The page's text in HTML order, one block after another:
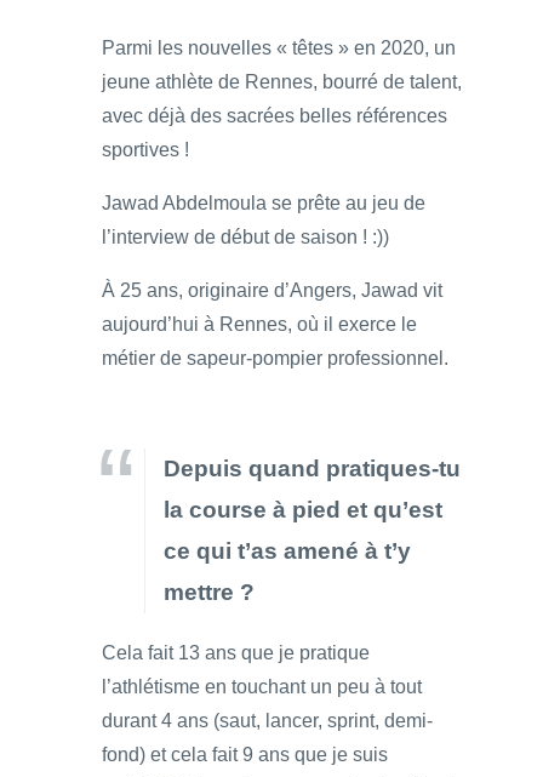
Parmi les nouvelles « têtes » en 2020, un
jeune athlète de Rennes, bourré de talent,
avec déjà des sacrées belles références
sportives !
Jawad Abdelmoula se prête au jeu de
l’interview de début de saison ! :))
À 25 ans, originaire d’Angers, Jawad vit
aujourd’hui à Rennes, où il exerce le
métier de sapeur-pompier professionnel.
Depuis quand pratiques-tu
la course à pied et qu’est
ce qui t’as amené à t’y
mettre ?
​Cela fait 13 ans que je pratique
l’athlétisme en touchant un peu à tout
durant 4 ans (saut, lancer, sprint, demi-
fond) et cela fait 9 ans que je suis